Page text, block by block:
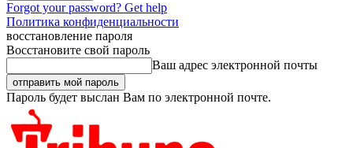
Forgot your password? Get help
Политика конфиденциальности
восстановление пароля
Восстановите свой пароль
Ваш адрес электронной почты
Пароль будет выслан Вам по электронной почте.